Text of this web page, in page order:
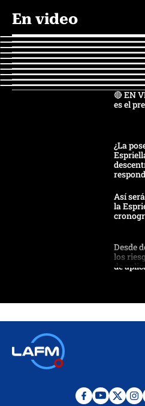
En video
🔴 EN
es el
¿La
Así
la
Desde
los
de